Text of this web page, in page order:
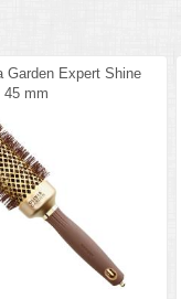
Garden Expert Shine
45 mm